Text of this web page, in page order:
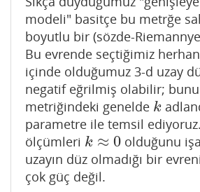
modeli" basitçe bu metrğe
boyutlu bir (sözde-
Bu evrende seçtiğimiz
içinde olduğumuz 3-d uzay
negatif eğrilmiş olabilir; bunu
metriğindeki genelde k
k
parametre ile temsil
ölçümleri k ≈ 0
k≈ 0
olduğunu
uzayın düz olmadığı bir
çok güç değil.